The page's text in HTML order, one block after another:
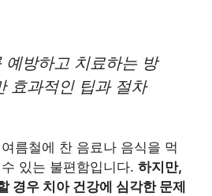
예방하고 치료하는 방
효과적인 팁과 절차
름철에 찬 음료나 음식을 먹
있는 불편함입니다. 하지만,
경우 치아 건강에 심각한 문제